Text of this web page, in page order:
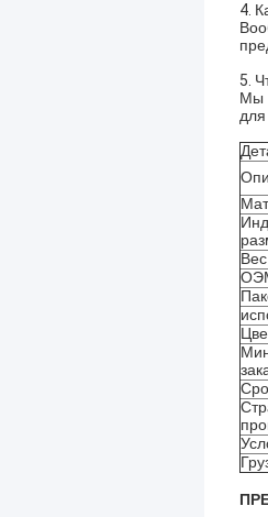
4.
5.
Мы
для